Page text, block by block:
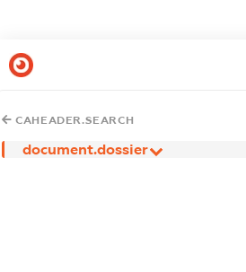
CAHEADER.SEARCH
document.dossier